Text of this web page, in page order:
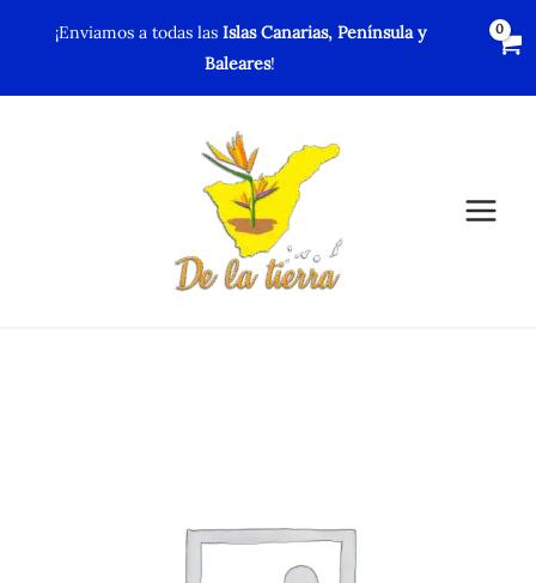
¡Enviamos a todas las Islas Canarias, Península y
Baleares!